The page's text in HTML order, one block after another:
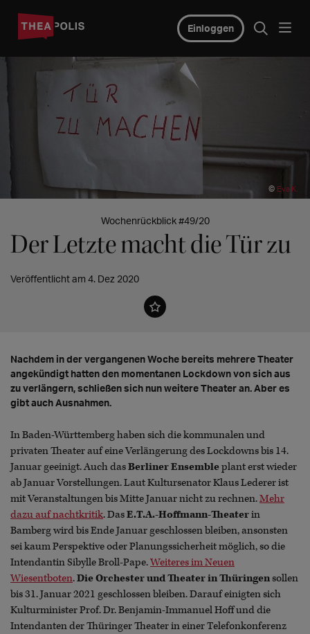
Einloggen
© Eva K.
Wochenrückblick #49/20
Der Letzte macht die Tür zu
Veröffentlicht am 4. Dez 2020
Nachdem in der vergangenen Woche bereits mehrere Theater
angekündigt hatten den momentanen Lockdown von sich aus
zu verlängern, schließen sich nun weitere Theater an. Aber es
gibt auch Ausnahmen.
In Baden-Württemberg haben sich die kommunalen und
privaten Theater auf eine Verlängerung des Lockdowns bis 14.
Januar geeinigt. Auch dasBerliner Ensembleplant erst wieder
ab Januar Vorstellungen. Laut Kultursenator Klaus Lederer ist
mit Veranstaltungen bis Mitte Januar nicht zu rechnen.Mehr
dazu auf nachtkritik. DasE.T.A.-Hoffmann-Theaterin
Bamberg wird bis Ende Januar geschlossen bleiben, ansonsten
sei kaum Perspektive oder Planungssicherheit möglich, so die
Intendantin Sibylle Broll-Pape.Weiteres im Neuen
Wiesentboten.Die Orchester und Theater in Thüringensollen
bis 31. Januar 2021 geschlossen bleiben. Darauf einigten sich
Kulturminister Prof. Dr. Benjamin-Immanuel Hoff und die
Intendanten der Thüringer Theater in einer Telefonkonferenz